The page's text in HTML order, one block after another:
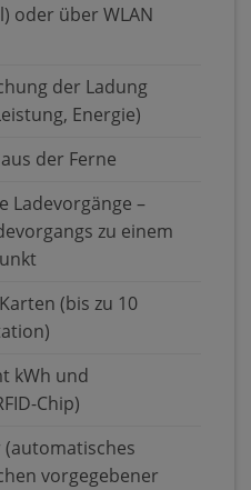
oder über WLAN
der Ladung
Energie)
der Ferne
Ladevorgänge –
zu einem
(bis zu 10
kWh und
Chip)
vorgegebener